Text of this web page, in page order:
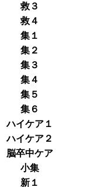
救３
救４
集１
集２
集３
集４
集５
集６
ハイケア１
ハイケア２
脳卒中ケア
小集
新１